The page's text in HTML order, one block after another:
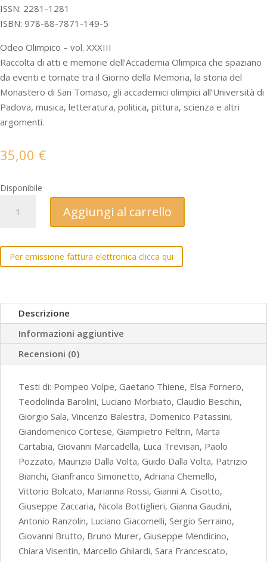
ISSN: 2281-1281
ISBN: 978-88-7871-149-5
Odeo Olimpico – vol. XXXIII
Raccolta di atti e memorie dell’Accademia Olimpica che spaziano
da eventi e tornate tra il Giorno della Memoria, la storia del
Monastero di San Tomaso, gli accademici olimpici all’Università di
Padova, musica, letteratura, politica, pittura, scienza e altri
argomenti.
35,00 €
Disponibile
OLIMPICO
-
Memorie
(2021-
2022)
quantità
Aggiungi al carrello
Per emissione fattura elettronica clicca qui
Descrizione
Informazioni aggiuntive
Recensioni (0)
Testi di: Pompeo Volpe, Gaetano Thiene, Elsa Fornero,
Teodolinda Barolini, Luciano Morbiato, Claudio Beschin,
Giorgio Sala, Vincenzo Balestra, Domenico Patassini,
Giandomenico Cortese, Giampietro Feltrin, Marta
Cartabia, Giovanni Marcadella, Luca Trevisan, Paolo
Pozzato, Maurizia Dalla Volta, Guido Dalla Volta, Patrizio
Bianchi, Gianfranco Simonetto, Adriana Chemello,
Vittorio Bolcato, Marianna Rossi, Gianni A. Cisotto,
Giuseppe Zaccaria, Nicola Bottiglieri, Gianna Gaudini,
Antonio Ranzolin, Luciano Giacomelli, Sergio Serraino,
Giovanni Brutto, Bruno Murer, Giuseppe Mendicino,
Chiara Visentin, Marcello Ghilardi, Sara Francescato,